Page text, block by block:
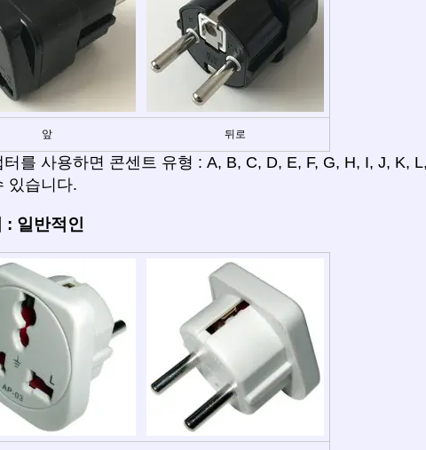
앞 뒤로
터를 사용하면 콘센트 유형 : A, B, C, D, E, F, G, H, I, J, K,
있습니다.
: 일반적인